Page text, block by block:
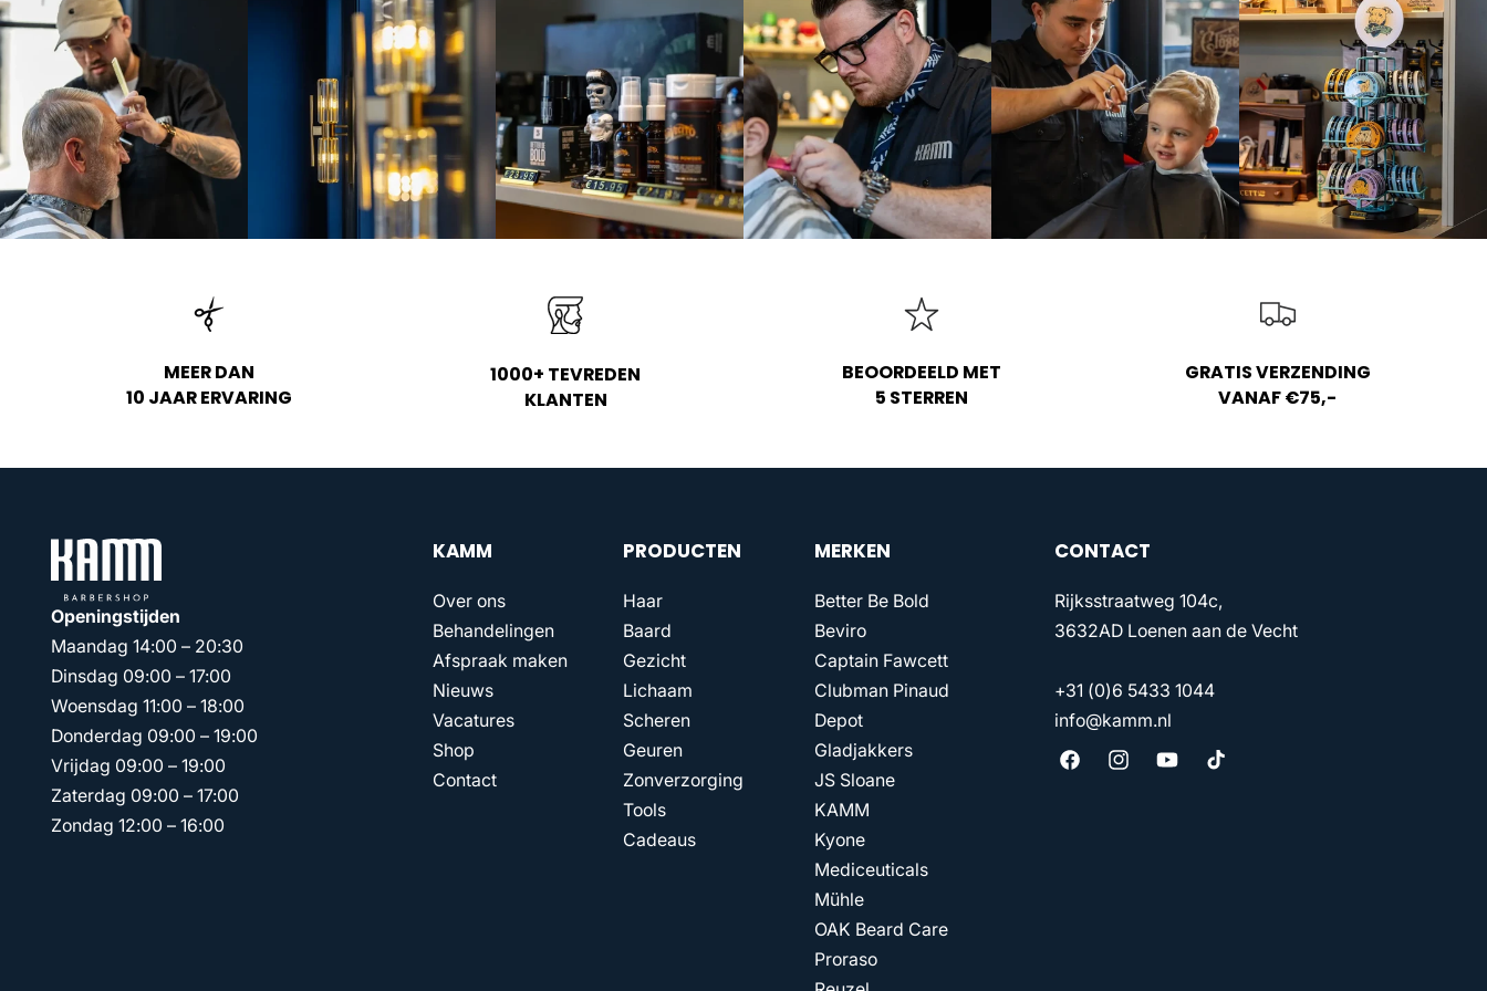
MEER DAN
10 JAAR ERVARING
1000+ TEVREDEN
KLANTEN
BEOORDEELD MET
5 STERREN
GRATIS VERZENDING
VANAF €75,-
Openingstijden
Maandag 14:00 – 20:30
Dinsdag 09:00 – 17:00
Woensdag 11:00 – 18:00
Donderdag 09:00 – 19:00
Vrijdag 09:00 – 19:00
Zaterdag 09:00 – 17:00
Zondag 12:00 – 16:00
KAMM
Over ons
Behandelingen
Afspraak maken
Nieuws
Vacatures
Shop
Contact
PRODUCTEN
Haar
Baard
Gezicht
Lichaam
Scheren
Geuren
Zonverzorging
Tools
Cadeaus
MERKEN
Better Be Bold
Beviro
Captain Fawcett
Clubman Pinaud
Depot
Gladjakkers
JS Sloane
KAMM
Kyone
Mediceuticals
Mühle
OAK Beard Care
Proraso
CONTACT
Rijksstraatweg 104c,
3632AD Loenen aan de Vecht
+31 (0)6 5433 1044
info@kamm.nl
FacebookInstagramYouTubeTikTok